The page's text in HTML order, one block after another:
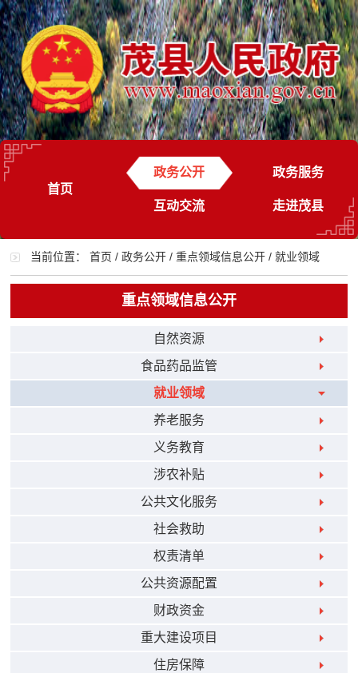
首页
政务公开 政务服务
互动交流 走进茂县
当前位置：首页 /政务公开 /重点领域信息公开 /就业领域
重点领域信息公开
自然资源
食品药品监管
就业领域
养老服务
义务教育
涉农补贴
公共文化服务
社会救助
权责清单
公共资源配置
财政资金
重大建设项目
住房保障